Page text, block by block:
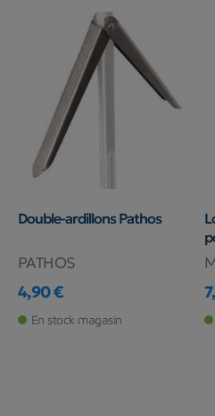
Double-ardillons Pathos
PATHOS
Prix
4,90 €
En stock magasin